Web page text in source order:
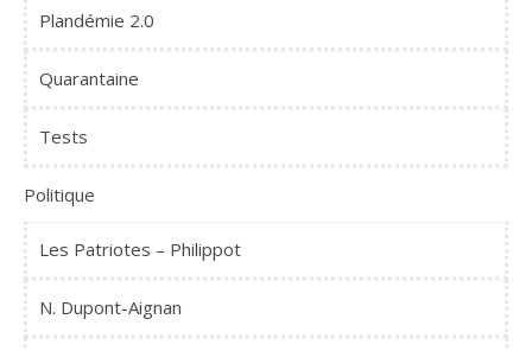
Plandémie 2.0
Quarantaine
Tests
Politique
Les Patriotes – Philippot
N. Dupont-Aignan